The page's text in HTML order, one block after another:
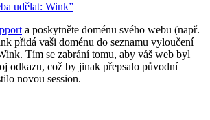
udělat: Wink”
a poskytněte doménu svého webu (např.
přidá vaši doménu do seznamu vyloučení
Tím se zabrání tomu, aby váš web byl
odkazu, což by jinak přepsalo původní
novou session.